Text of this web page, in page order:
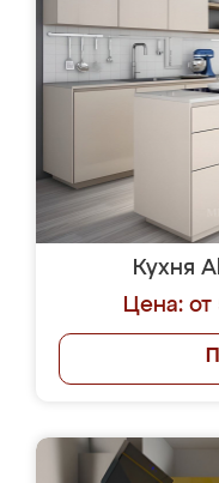
Кухня
Цена: